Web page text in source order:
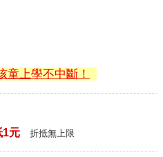
童上學不中斷！
1元 折抵無上限